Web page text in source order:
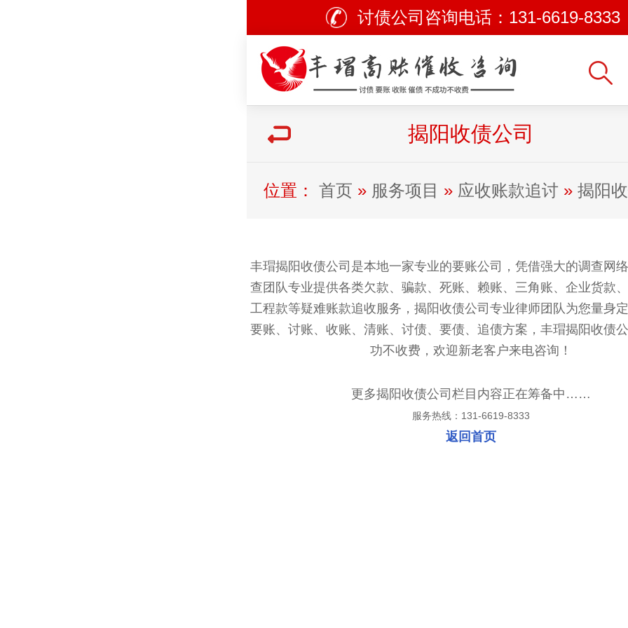
讨债公司咨询电话： 131-6619-8333
揭阳收债公司
位置： 首页 » 服务项目 » 应收账款追讨 » 揭阳
丰瑁揭阳收债公司是本地一家专业的要账公司，凭借强大的调查网
查团队专业提供各类欠款、骗款、死账、赖账、三角账、企业货款、
工程款等疑难账款追收服务，揭阳收债公司专业律师团队为您量身
要账、讨账、收账、清账、讨债、要债、追债方案，丰瑁揭阳收债
功不收费，欢迎新老客户来电咨询！
更多揭阳收债公司栏目内容正在筹备中……
服务热线：131-6619-8333
返回首页